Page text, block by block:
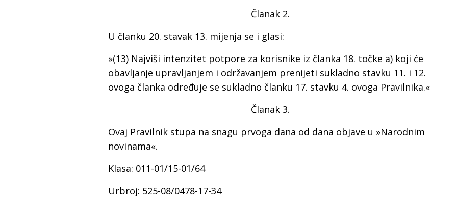
Članak 2.
U članku 20. stavak 13. mijenja se i glasi:
»(13) Najviši intenzitet potpore za korisnike iz članka 18. točke a) koji će
obavljanje upravljanjem i održavanjem prenijeti sukladno stavku 11. i 12.
ovoga članka određuje se sukladno članku 17. stavku 4. ovoga Pravilnika.«
Članak 3.
Ovaj Pravilnik stupa na snagu prvoga dana od dana objave u »Narodnim
novinama«.
Klasa: 011-01/15-01/64
Urbroj: 525-08/0478-17-34